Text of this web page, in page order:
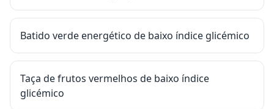
Batido verde energético de baixo índice glicémico
Taça de frutos vermelhos de baixo índice
glicémico